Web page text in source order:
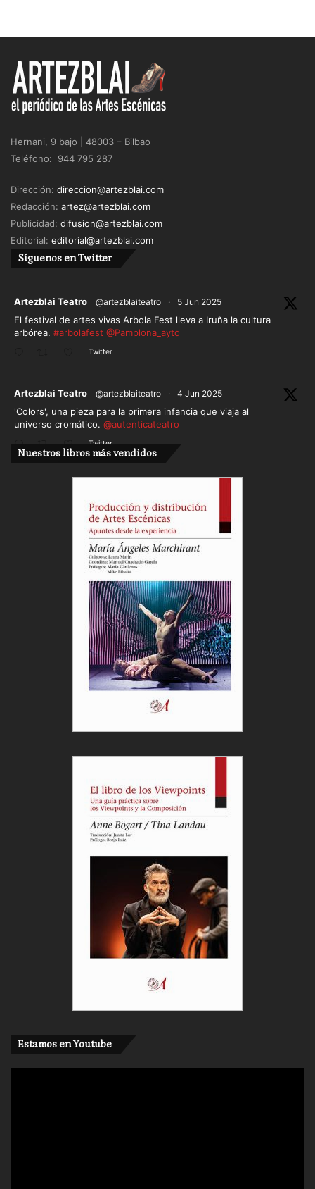
Hernani, 9 bajo | 48003 – Bilbao
Teléfono: 944 795 287
Dirección: direccion@artezblai.com
Redacción: artez@artezblai.com
Publicidad: difusion@artezblai.com
Editorial: editorial@artezblai.com
Síguenos en Twitter
Artezblai Teatro @artezblaiteatro · 5 Jun 2025
El festival de artes vivas Arbola Fest lleva a Iruña la cultura
arbórea. #arbolafest @Pamplona_ayto
Twitter
Artezblai Teatro @artezblaiteatro · 4 Jun 2025
'Colors', una pieza para la primera infancia que viaja al
universo cromático. @autenticateatro
Twitter
Cargar más
Nuestros libros más vendidos
Estamos en Youtube